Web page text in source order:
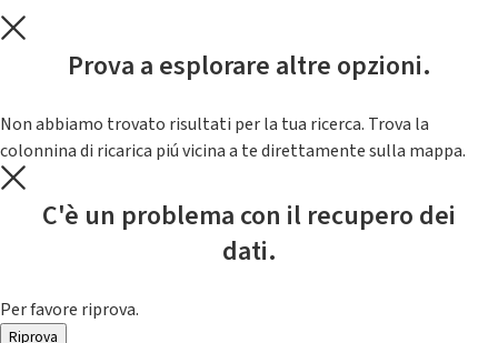
Prova a esplorare altre opzioni.
Non abbiamo trovato risultati per la tua ricerca. Trova la
colonnina di ricarica piú vicina a te direttamente sulla mappa.
C'è un problema con il recupero dei
dati.
Per favore riprova.
Riprova